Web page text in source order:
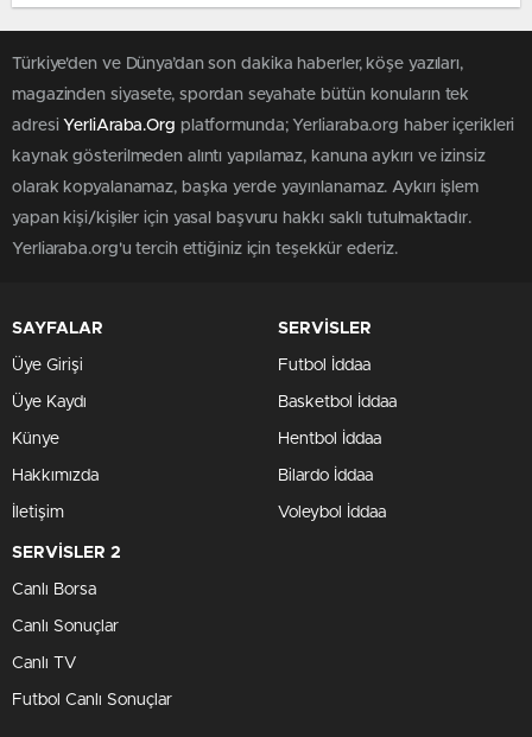
Türkiye'den ve Dünya’dan son dakika haberler, köşe yazıları,
magazinden siyasete, spordan seyahate bütün konuların tek
adresi YerliAraba.Org platformunda; Yerliaraba.org haber içerikleri
kaynak gösterilmeden alıntı yapılamaz, kanuna aykırı ve izinsiz
olarak kopyalanamaz, başka yerde yayınlanamaz. Aykırı işlem
yapan kişi/kişiler için yasal başvuru hakkı saklı tutulmaktadır.
Yerliaraba.org'u tercih ettiğiniz için teşekkür ederiz.
SAYFALAR
Üye Girişi
Üye Kaydı
Künye
Hakkımızda
İletişim
SERVİSLER
Futbol İddaa
Basketbol İddaa
Hentbol İddaa
Bilardo İddaa
Voleybol İddaa
SERVİSLER 2
Canlı Borsa
Canlı Sonuçlar
Canlı TV
Futbol Canlı Sonuçlar